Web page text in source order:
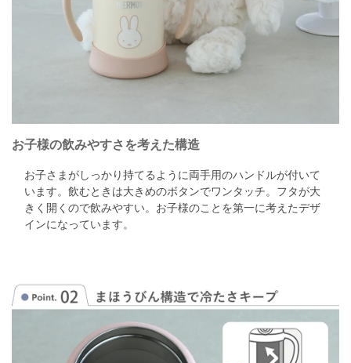
お子様の飲みやすさを考えた構造
お子さまがしっかり持てるように両手用のハンドルが付いて
います。 飲むときは大きめのボタンでワンタッチ。 フタが大
きく開くので飲みやすい。 お子様のことを第一に考えたデザ
インになっています。